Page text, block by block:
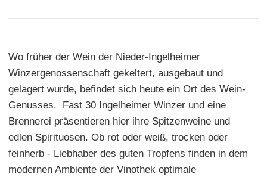
Wo früher der Wein der Nieder-Ingelheimer
Winzergenossenschaft gekeltert, ausgebaut und
gelagert wurde, befindet sich heute ein Ort des Wein-
Genusses. Fast 30 Ingelheimer Winzer und eine
Brennerei präsentieren hier ihre Spitzenweine und
edlen Spirituosen. Ob rot oder weiß, trocken oder
feinherb - Liebhaber des guten Tropfens finden in dem
modernen Ambiente der Vinothek optimale